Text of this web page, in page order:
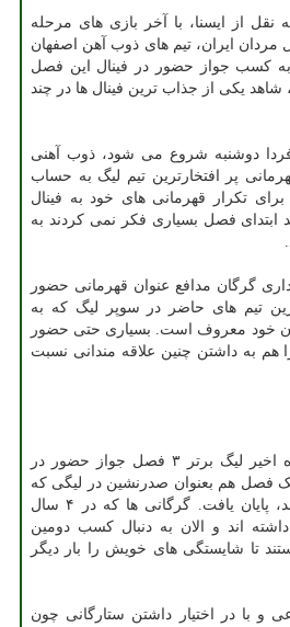
از ایسنا، با آخر بازی های مرحله
مردان ایران، تیم های ذوب آهن اصفهان
کسب جواز حضور در فینال این فصل
شاهد یکی از جذاب ترین فینال ها در چند
دوشنبه شروع می شود، ذوب آهنی
با ۹ عنوان قهرمانی پر افتخارترین تیم لیگ به حساب
تکرار قهرمانی های خود به فینال
فصل بسیاری فکر نمی کردند به
گرگان مدافع عنوان قهرمانی حضور
تیم های حاضر در سوپر لیگ که به
خود معروف است. بسیاری حتی حضور
هم به داشتن چنین علاقه مندانی نسبت
تیم شهرداری در چهار دوره اخیر لیگ برتر ۳ فصل جواز حضور در
فصل هم بعنوان صدرنشین در لیگی که
بخاطر کرونا نیمه تمام ماند، پایان یافت. گرگانی ها که در ۴ سال
اند و الان به دنبال کسب دومین
تا شایستگی های خویش را بار دیگر
و با در اختیار داشتن ستارگانی چون